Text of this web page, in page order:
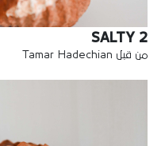
SALTY 2
من قبل Tamar Hadechian